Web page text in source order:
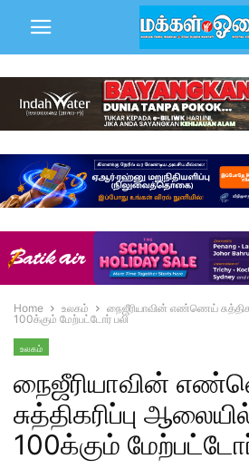
Home உலகம்
நைஜீரியாவின் எண்ணெய்
100க்கும் மேற்பட்டோர் பலி
உலகம்
நைஜீரியாவின்
சுத்திகரிப்பு
100க்கும்